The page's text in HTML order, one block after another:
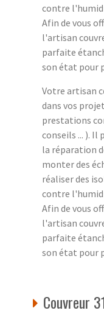
contre
Afin de vous
l'artisan
parfaite
son état pour
Votre artisan
dans vos
prestations
conseils ... ). Il
la réparation
monter des
réaliser des
contre
Afin de vous
l'artisan
parfaite
son état pour
Couvreur